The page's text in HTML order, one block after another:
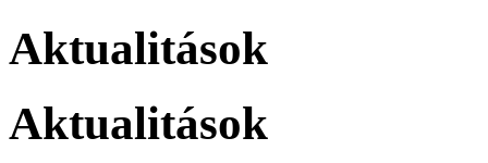
Aktualitások
Aktualitások